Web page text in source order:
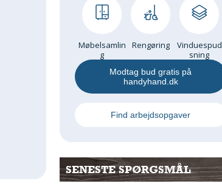
Møbelsamlin
g
Rengøring
Vinduespud
sning
Modtag bud gratis på
handyhand.dk
Find arbejdsopgaver
SENESTE SPØRGSMÅL